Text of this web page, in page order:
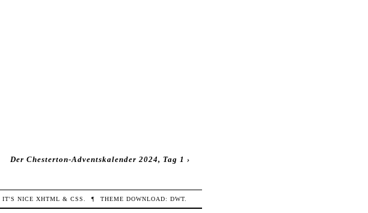
Der Chesterton-Adventskalender 2024, Tag 1 ›
IT'S NICE XHTML & CSS. ¶ THEME DOWNLOAD: DWT.